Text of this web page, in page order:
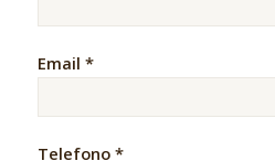
Email *
Telefono *